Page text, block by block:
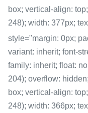
box; vertical-align:
248); width: 377px;
style="margin: 0px;
variant: inherit; font-
family: inherit; float:
204); overflow:
box; vertical-align:
248); width: 366px;